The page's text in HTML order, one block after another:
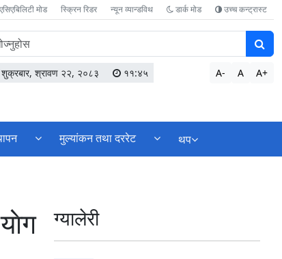
एसिएबिलिटी मोड स्क्रिन रिडर न्यून व्यान्डविथ डार्क मोड उच्च कन्ट्रास्ट
शुक्रबार, श्रावण २२, २०८३ ११:४५ A- A A+
मुल्यांकन तथा दररेट थप
ग्यालेरी